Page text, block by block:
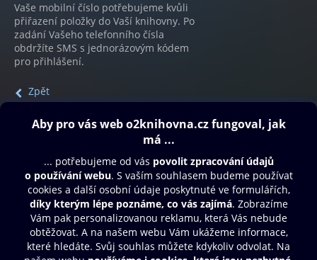
Vaše mobilní číslo potřebujeme kvůli
přiřazení položky do Vaší knihovny. Po
zadání Vašeho telefonního čísla
obdržíte SMS s jednorázovým kódem
pro přihlášení.
Zpět
Obsah ke stažení
Moje O2 Knihovna
Další zábava